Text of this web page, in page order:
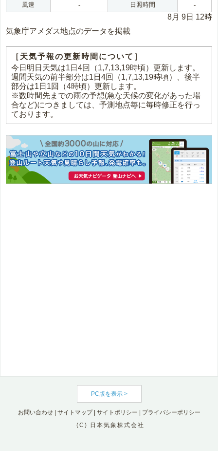
風速
- 日照時間 -
8月 9日 12時
気象庁アメダス地点のデータを掲載
［天気予報の更新時間について］
今日明日天気は1日4回（1,7,13,19時頃）更新します。
週間天気の前半部分は1日4回（1,7,13,19時頃）、後半
部分は1日1回（4時頃）更新します。
※数時間先までの雨の予想(急な天候の変化があった場
合など)につきましては、予測地点毎に毎時修正を行っ
ております。
PC版を表示 >
お問い合わせ| サイトマップ| サイトポリシー
プライバシーポリシー
(C) 日本気象株式会社